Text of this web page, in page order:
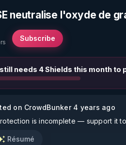
neutralise l'oxyde de
Subscribe
still needs 4 Shields this month
on CrowdBunker 4 years ago
is incomplete — support it
Résumé